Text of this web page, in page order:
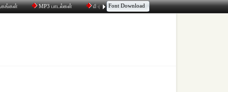
MP3 பாடல்கள் மின்னஞ்சல் திரட்டி உரையாடல்
Font Download